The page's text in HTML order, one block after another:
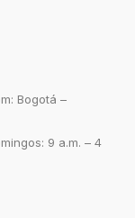
Bogotá –
9 a.m. – 4